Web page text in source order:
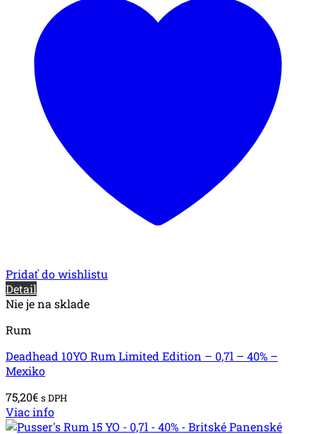
Pridať do wishlistu
Detail
Nie je na sklade
Rum
Deadhead 10YO Rum Limited Edition – 0,7l – 40% –
Mexiko
75,20€ s DPH
Viac info